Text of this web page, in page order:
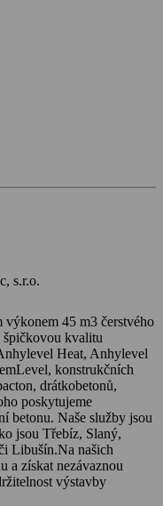
s.r.o.
45 m3 čerstvého
špičkovou kvalitu
Heat, Anhylevel
konstrukčních
drátkobetonů,
poskytujeme
betonu. Naše služby jsou
jsou Třebíz, Slaný,
Libušín.Na našich
a získat nezávaznou
výstavby